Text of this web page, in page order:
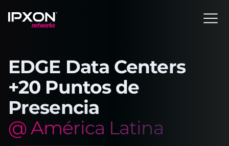
Header
EDGE Data Centers
+20 Puntos de
Presencia
@ América Latina